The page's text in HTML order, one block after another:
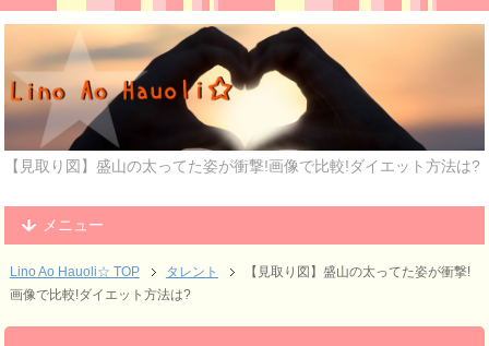
【見取り図】盛山の太ってた姿が衝撃!画像で比較!ダイエット方法は?
メニュー
Lino Ao Hauoli☆ TOP タレント
【見取り図】盛山の太ってた姿が衝撃!
画像で比較!ダイエット方法は?